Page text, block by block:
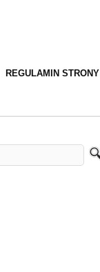
REGULAMIN STRONY